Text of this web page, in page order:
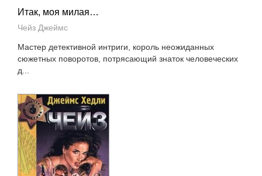
Итак, моя милая…
Чейз Джеймс
Мастер детективной интриги, король неожиданных
сюжетных поворотов, потрясающий знаток человеческих
д...